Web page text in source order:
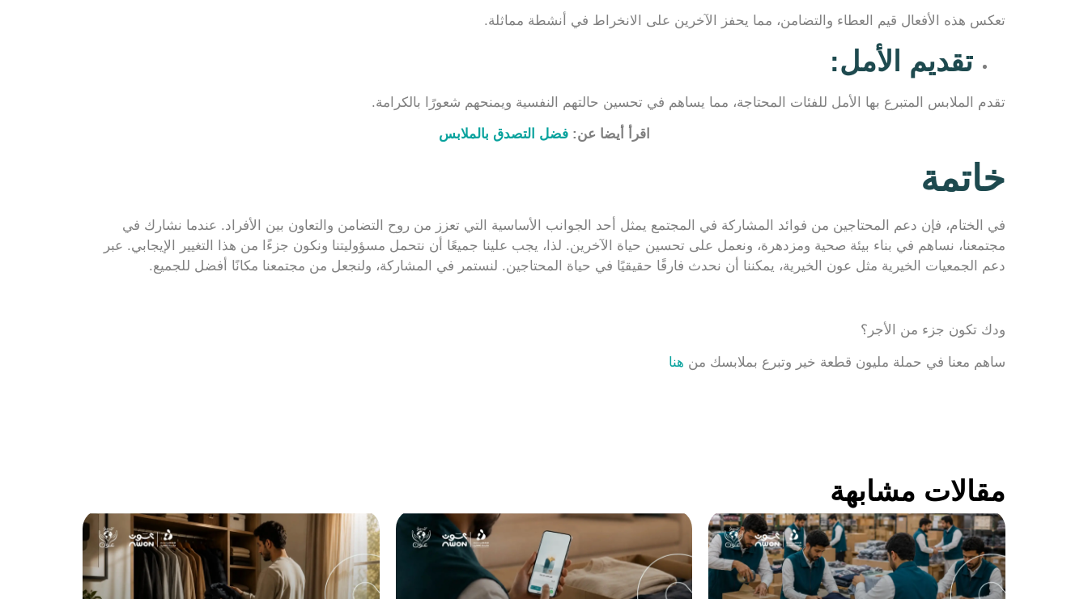
تعكس هذه الأفعال قيم العطاء والتضامن، مما يحفز الآخرين على الانخراط في أنشطة مماثلة.
تقديم الأمل:
تقدم الملابس المتبرع بها الأمل للفئات المحتاجة، مما يساهم في تحسين حالتهم النفسية ويمنحهم شعورًا بالكرامة.
اقرأ أيضا عن:فضل التصدق بالملابس
خاتمة
في الختام، فإن دعم المحتاجين من فوائد المشاركة في المجتمع يمثل أحد الجوانب الأساسية التي تعزز من روح التضامن والتعاون بين الأفراد. عندما نشارك في
مجتمعنا، نساهم في بناء بيئة صحية ومزدهرة، ونعمل على تحسين حياة الآخرين. لذا، يجب علينا جميعًا أن نتحمل مسؤوليتنا ونكون جزءًا من هذا التغيير الإيجابي. عبر
دعم الجمعيات الخيرية مثل عون الخيرية، يمكننا أن نحدث فارقًا حقيقيًا في حياة المحتاجين. لنستمر في المشاركة، ولنجعل من مجتمعنا مكانًا أفضل للجميع.
ودك تكون جزء من الأجر؟
ساهم معنا في حملة مليون قطعة خير وتبرع بملابسك من هنا
مقالات مشابهة